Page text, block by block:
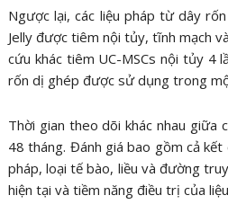
Ngược lại, các liệu pháp từ dây
Jelly được tiêm nội tủy, tĩnh mạch
cứu khác tiêm UC-MSCs nội tủy 4
rốn dị ghép được sử dụng trong
Thời gian theo dõi khác nhau giữa
48 tháng. Đánh giá bao gồm cả
pháp, loại tế bào, liều và đường
hiện tại và tiềm năng điều trị của